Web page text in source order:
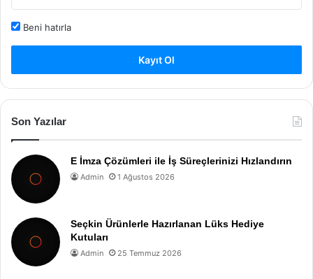
Beni hatırla
Kayıt Ol
Son Yazılar
E İmza Çözümleri ile İş Süreçlerinizi Hızlandırın
Admin 1 Ağustos 2026
Seçkin Ürünlerle Hazırlanan Lüks Hediye
Kutuları
Admin 25 Temmuz 2026